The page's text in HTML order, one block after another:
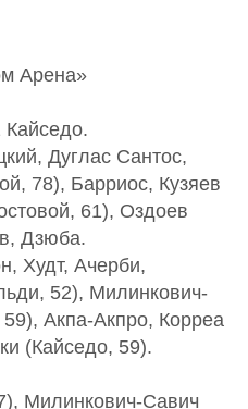
Арена»
Кайседо.
Дуглас Сантос,
78), Барриос, Кузяев
61), Оздоев
Дзюба.
Худт, Ачерби,
52), Милинкович-
Акпа-Акпро, Корреа
(Кайседо, 59).
Милинкович-Савич